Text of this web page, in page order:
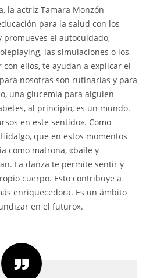
la actriz Tamara Monzón
para la salud con los
promueves el autocuidado,
las simulaciones o los
ellos, te ayudan a explicar el
nosotras son rutinarias y para
una glucemia para alguien
al principio, es un mundo.
en este sentido». Como
que en estos momentos
como matrona, «baile y
La danza te permite sentir y
cuerpo. Esto contribuye a
enriquecedora. Es un ámbito
en el futuro».